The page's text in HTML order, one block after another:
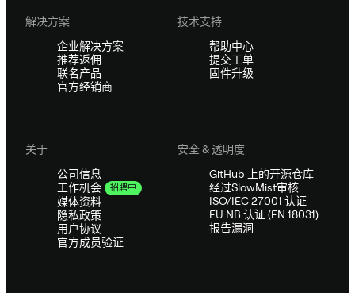
解决方案
企业解决方案
推荐返佣
联名产品
官方经销商
技术支持
帮助中心
提交工单
固件升级
关于
公司信息
工作机会
招聘中
媒体资料
隐私政策
用户协议
官方成员验证
安全 & 透明度
GitHub 上的开源仓库
经过SlowMist审核
ISO/IEC 27001 认证
EU NB 认证 (EN 18031)
报告漏洞